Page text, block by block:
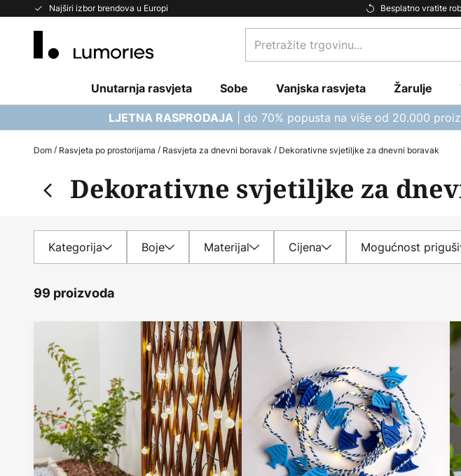
Najširi izbor brendova u Europi Besplatno vratite
Skip
Pretražite
trgovinu...
Unutarnja rasvjeta Sobe Vanjska rasvjeta Žarulje
LJETNA RASPRODAJA | do 70% popusta na više od 20.000
Dom Rasvjeta po prostorijama Rasvjeta za dnevni boravak Dekorativne svjetiljke za dnevni boravak
Dekorativne svjetiljke za
Kategorija Boje Materijal Cijena Mogućnost
99 proizvoda